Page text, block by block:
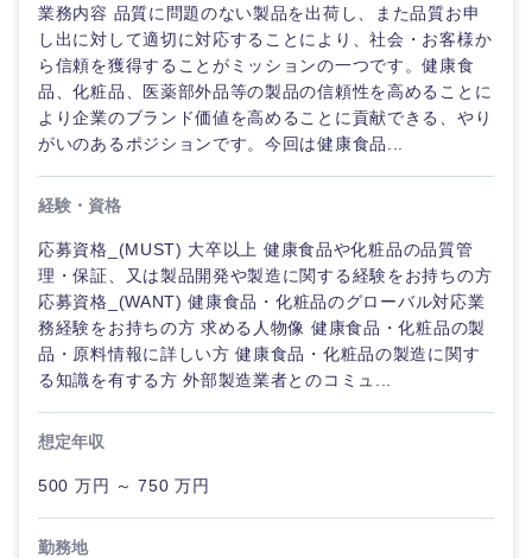
コンサル
タント
専門職
技術職
（IT）、
Webサー
ビス・制
ム
技術職
（モノづ
くり）
職
デ
ィ
技術職（IT）、Webサービス・制作、ゲーム
技術職（モノづくり）
金融専門職
不動産専門職
建設・施工管理
事務職
小売・通販・外食
IT・通信
WEBサービス
コンサル・シンクタンク
広告・宣伝・印刷
転勤なし 海外勤務あり
フルリモート
年間休日120日以
上
業務内容 品質に問題のない製品を出荷し、また品質お申
し出に対して適切に対応することにより、社会・お客様か
ら信頼を獲得することがミッションの一つです。健康食
品、化粧品、医薬部外品等の製品の信頼性を高めることに
より企業のブランド価値を高めることに貢献できる、やり
がいのあるポジションです。今回は健康食品...
経験・資格
応募資格_(MUST) 大卒以上 健康食品や化粧品の品質管
理・保証、又は製品開発や製造に関する経験をお持ちの方
応募資格_(WANT) 健康食品・化粧品のグローバル対応業
務経験をお持ちの方 求める人物像 健康食品・化粧品の製
品・原料情報に詳しい方 健康食品・化粧品の製造に関す
る知識を有する方 外部製造業者とのコミュ...
想定年収
500 万円 ～ 750 万円
勤務地